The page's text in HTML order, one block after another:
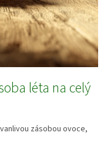
léta na celý
zásobou ovoce,